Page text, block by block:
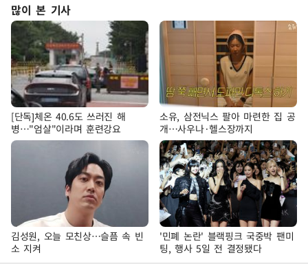
많이 본 기사
[단독]체온 40.6도 쓰러진 해
병…"엄살"이라며 훈련강요
소유, 삼전닉스 팔아 마련한 집 공
개…사우나·헬스장까지
김성원, 오늘 모친상…슬픔 속 빈
소 지켜
'민폐 논란' 블랙핑크 국중박 팬미
팅, 행사 5일 전 결정됐다